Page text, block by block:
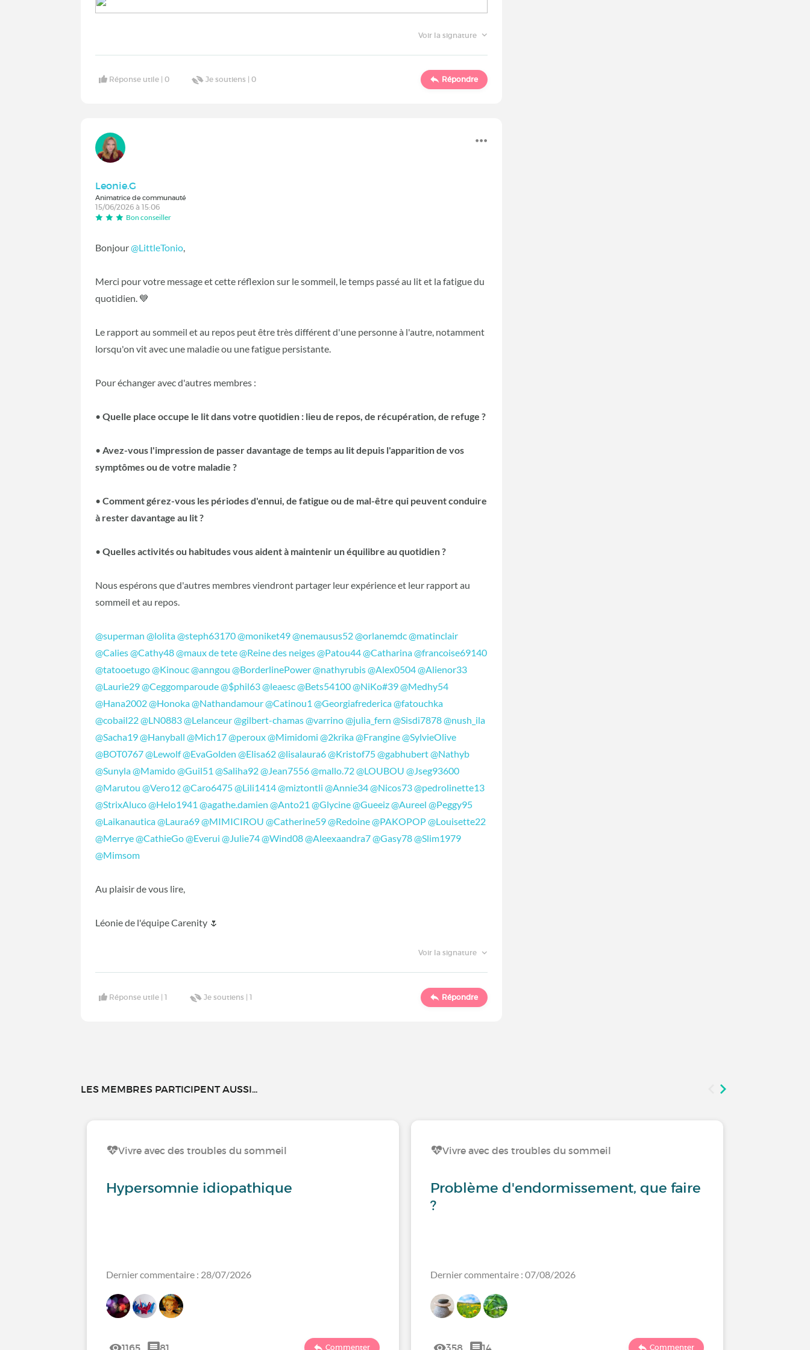
Voir la signature
Réponse utile |0 Je soutiens |0 Répondre
Leonie.G
Animatrice de communauté
15/06/2026 à 15:06
Bon conseiller
Bonjour@LittleTonio,
Merci pour votre message et cette réflexion sur le sommeil, le temps passé au lit et la fatigue du
quotidien. 💙
Le rapport au sommeil et au repos peut être très différent d'une personne à l'autre, notamment
lorsqu'on vit avec une maladie ou une fatigue persistante.
Pour échanger avec d'autres membres :
•Quelle place occupe le lit dans votre quotidien : lieu de repos, de récupération, de refuge ?
•Avez-vous l'impression de passer davantage de temps au lit depuis l'apparition de vos
symptômes ou de votre maladie ?
•Comment gérez-vous les périodes d'ennui, de fatigue ou de mal-être qui peuvent conduire
à rester davantage au lit ?
•Quelles activités ou habitudes vous aident à maintenir un équilibre au quotidien ?
Nous espérons que d'autres membres viendront partager leur expérience et leur rapport au
sommeil et au repos.
@superman @lolita@steph63170@moniket49@nemausus52@orlanemdc@matinclair
@Calies@Cathy48@maux de tete@Reine des neiges@Patou44@Catharina@francoise69140
@tatooetugo@Kinouc@anngou @BorderlinePower@nathyrubis@Alex0504@Alienor33
@Laurie29@Ceggomparoude@$phil63@leaesc@Bets54100@NiKo#39@Medhy54
@Hana2002@Honoka@Nathandamour@Catinou1 @Georgiafrederica@fatouchka
@cobail22@LN0883@Lelanceur@gilbert-chamas@varrino@julia_fern @Sisdi7878@nush_ila
@Sacha19@Hanyball @Mich17@peroux@Mimidomi @2krika@Frangine@SylvieOlive
@BOT0767@Lewolf@EvaGolden @Elisa62@lisalaura6@Kristof75@gabhubert@Nathyb
@Sunyla@Mamido@Guil51 @Saliha92@Jean7556@mallo.72@LOUBOU @Jseg93600
@Marutou @Vero12@Caro6475@Lili1414@miztontli @Annie34@Nicos73@pedrolinette13
@StrixAluco@Helo1941 @agathe.damien @Anto21 @Glycine@Gueeiz@Aureel @Peggy95
@Laikanautica@Laura69@MIMICIROU @Catherine59@Redoine@PAKOPOP@Louisette22
@Merrye@CathieGo@Everui @Julie74@Wind08@Aleexaandra7@Gasy78@Slim1979
@Mimsom
Au plaisir de vous lire,
Léonie de l'équipe Carenity 🌷
Voir la signature
Réponse utile |1 Je soutiens |1 Répondre
LES MEMBRES PARTICIPENT AUSSI...
Vivre avec des troubles du sommeil
Hypersomnie idiopathique
Dernier commentaire : 28/07/2026
1165 81 Commenter
Vivre avec des troubles du sommeil
Problème d'endormissement, que faire
?
Dernier commentaire : 07/08/2026
358 14 Commenter